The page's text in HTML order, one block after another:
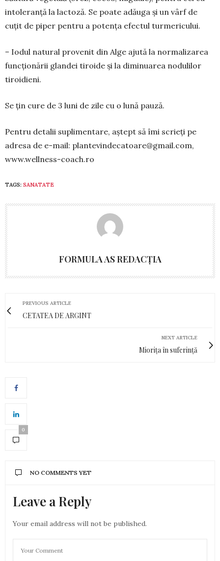
intoleranță la lactoză. Se poate adăuga și un vârf de
cuțit de piper pentru a potența efectul turmericului.
– Iodul natural provenit din Alge ajută la normalizarea
funcționării glandei tiroide și la diminuarea nodulilor
tiroidieni.
Se țin cure de 3 luni de zile cu o lună pauză.
Pentru detalii suplimentare, aștept să îmi scrieți pe
adresa de e-mail: plantevindecatoare@gmail.com,
www.wellness-coach.ro
TAGS: SANATATE
FORMULA AS REDACȚIA
PREVIOUS ARTICLE
CETATEA DE ARGINT
NEXT ARTICLE
Miorița în suferință
0
NO COMMENTS YET
Leave a Reply
Your email address will not be published.